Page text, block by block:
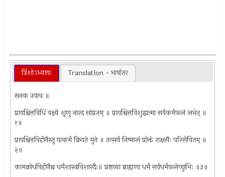
त्रिंशोऽध्यायः Translation - भाषांतर
सनक उवाच ॥
प्रायश्चित्तविधिं वक्ष्ये श़ृणु नारद सांप्रतम् ॥ प्रायश्चित्तविशुद्धात्मा सर्वकर्मफलं लभेत् ॥
१॥
प्रायश्चित्तविहीनैस्तु यत्कर्म क्रियते मुने ॥ तत्सर्वं निष्फलं प्रोक्तं राक्षसैः परिसेवितम् ॥
२॥
कामक्रोधविहीनैश्च धर्मंशास्त्रविशारदैः॥ प्रष्टव्या ब्राह्मणा धर्मं सर्वधर्मफलेच्छुभिः ॥३॥